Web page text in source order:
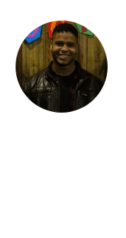
temas
exemplo,
se esforçam
grupo, às
bem-estar.